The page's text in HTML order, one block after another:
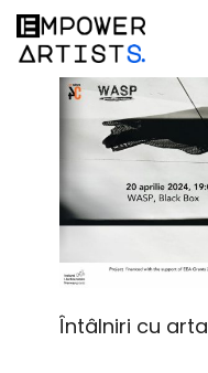
Întâlniri cu arta